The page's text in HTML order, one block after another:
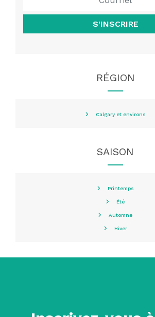
S'INSCRIRE
RÉGION
Calgary et environs
SAISON
Printemps
Été
Automne
Hiver